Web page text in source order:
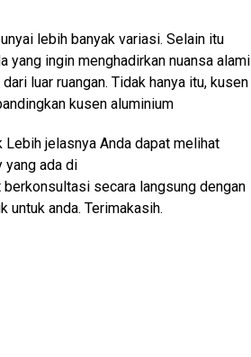
lebih banyak variasi. Selain itu
yang ingin menghadirkan nuansa alami
luar ruangan. Tidak hanya itu, kusen
kusen aluminium
Lebih jelasnya Anda dapat melihat
yang ada di
secara langsung dengan
untuk anda. Terimakasih.